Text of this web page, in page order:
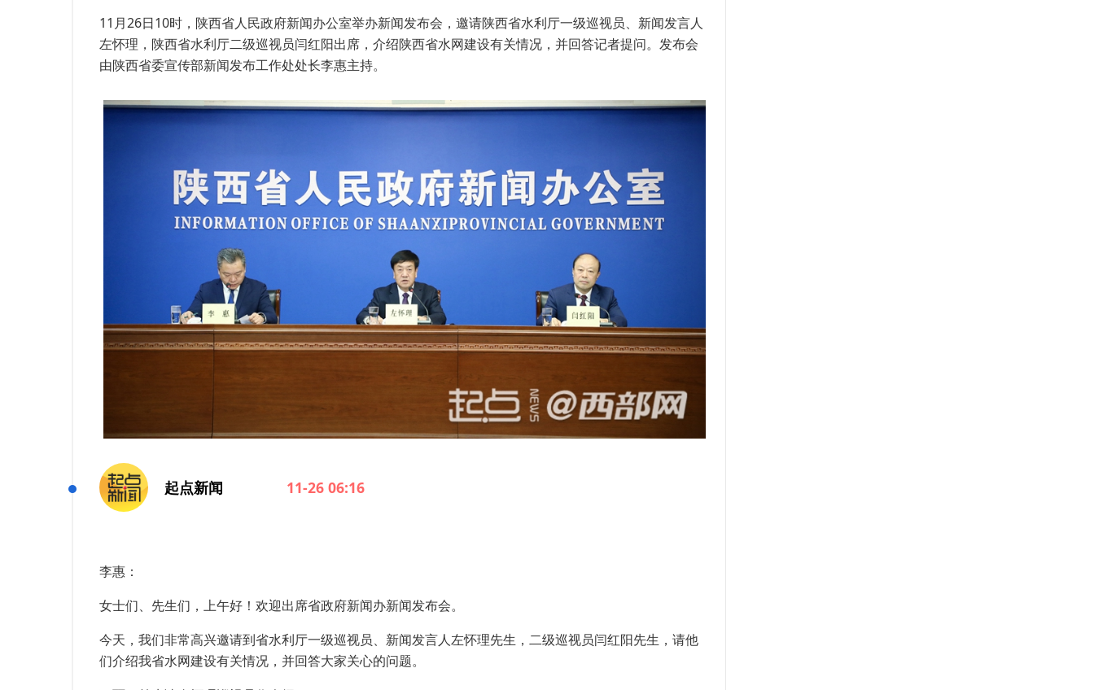
11月26日10时，陕西省人民政府新闻办公室举办新闻发布会，邀请陕西省水利厅一级巡视员、新闻发言人
左怀理，陕西省水利厅二级巡视员闫红阳出席，介绍陕西省水网建设有关情况，并回答记者提问。发布会
由陕西省委宣传部新闻发布工作处处长李惠主持。
起点新闻 11-26 06:16
李惠：
女士们、先生们，上午好！欢迎出席省政府新闻办新闻发布会。
今天，我们非常高兴邀请到省水利厅一级巡视员、新闻发言人左怀理先生，二级巡视员闫红阳先生，请他
们介绍我省水网建设有关情况，并回答大家关心的问题。